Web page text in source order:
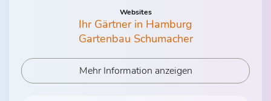
Websites
Ihr Gärtner in Hamburg
Gartenbau Schumacher
Mehr Information anzeigen